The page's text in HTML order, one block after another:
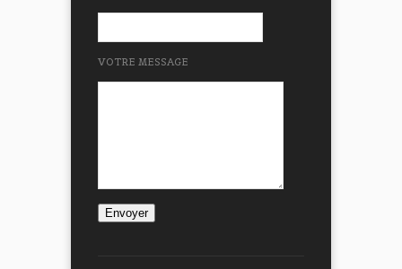
VOTRE MESSAGE